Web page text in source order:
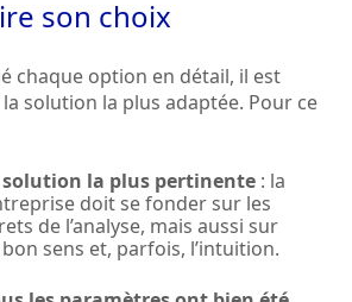
son choix
chaque option en détail, il est
solution la plus adaptée. Pour ce
la plus pertinente : la
doit se fonder sur les
de l’analyse, mais aussi sur
bon sens et, parfois, l’intuition.